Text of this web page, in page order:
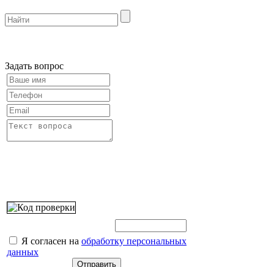
Задать вопрос
Я согласен на обработку персональных
данных